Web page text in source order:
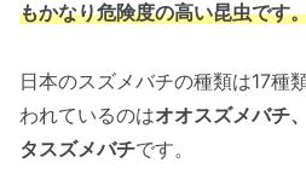
もかなり危険度の高い昆虫です
日本のスズメバチの種類は17種
われているのはオオスズメバチ
タスズメバチです。